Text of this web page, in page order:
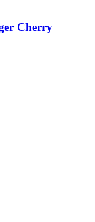
Cherry